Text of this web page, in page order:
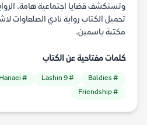
مكتبة ياسمين.
كلمات مفتاحية عن الكتاب
# Baldies
# Lashin 9
# Shereen Hanaei
# Friendship